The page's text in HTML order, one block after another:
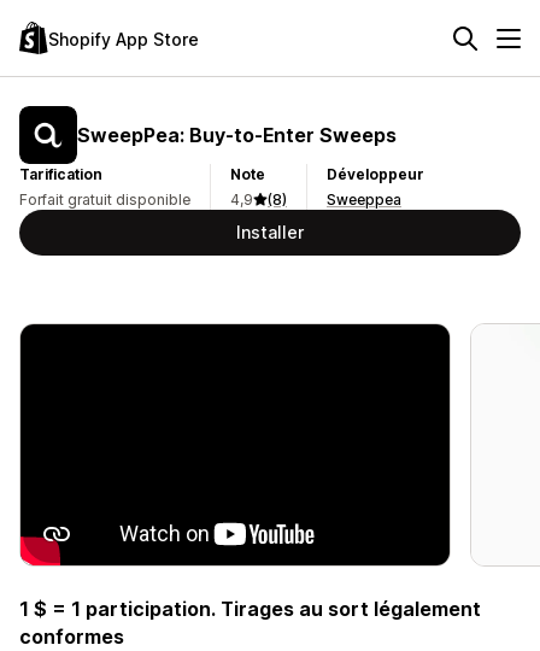
Shopify App Store
SweepPea: Buy‑to‑Enter Sweeps
Tarification
Forfait gratuit disponible
Note
4,9
(8)
Développeur
Sweeppea
Installer
1 $ = 1 participation. Tirages au sort légalement
conformes